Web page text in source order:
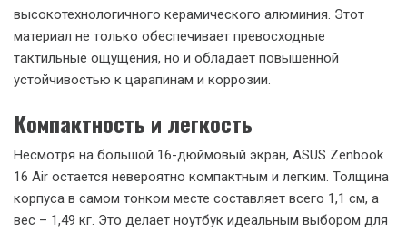
включенным AMD FSR 2.1 в режиме
производительности удалось достичь средней
частоты кадров 68,93 FPS.
В Shadow of the Tomb Raider на низких
62 FPS.
Эти результаты впечатляют, учитывая, что речь идет об
интегрированной графике в ноутбуке премиум-класса, а не
о игровом ноутбуке с мощной дискретной видеокартой.